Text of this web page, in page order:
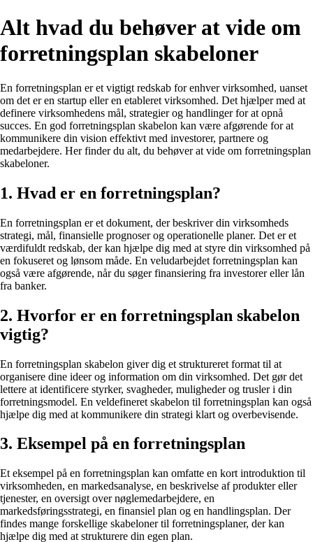
Alt hvad du behøver at vide om
forretningsplan skabeloner
En forretningsplan er et vigtigt redskab for enhver virksomhed, uanset
om det er en startup eller en etableret virksomhed. Det hjælper med at
definere virksomhedens mål, strategier og handlinger for at opnå
succes. En god forretningsplan skabelon kan være afgørende for at
kommunikere din vision effektivt med investorer, partnere og
medarbejdere. Her finder du alt, du behøver at vide om forretningsplan
skabeloner.
1. Hvad er en forretningsplan?
En forretningsplan er et dokument, der beskriver din virksomheds
strategi, mål, finansielle prognoser og operationelle planer. Det er et
værdifuldt redskab, der kan hjælpe dig med at styre din virksomhed på
en fokuseret og lønsom måde. En veludarbejdet forretningsplan kan
også være afgørende, når du søger finansiering fra investorer eller lån
fra banker.
2. Hvorfor er en forretningsplan skabelon
vigtig?
En forretningsplan skabelon giver dig et struktureret format til at
organisere dine ideer og information om din virksomhed. Det gør det
lettere at identificere styrker, svagheder, muligheder og trusler i din
forretningsmodel. En veldefineret skabelon til forretningsplan kan også
hjælpe dig med at kommunikere din strategi klart og overbevisende.
3. Eksempel på en forretningsplan
Et eksempel på en forretningsplan kan omfatte en kort introduktion til
virksomheden, en markedsanalyse, en beskrivelse af produkter eller
tjenester, en oversigt over nøglemedarbejdere, en
markedsføringsstrategi, en finansiel plan og en handlingsplan. Der
findes mange forskellige skabeloner til forretningsplaner, der kan
hjælpe dig med at strukturere din egen plan.